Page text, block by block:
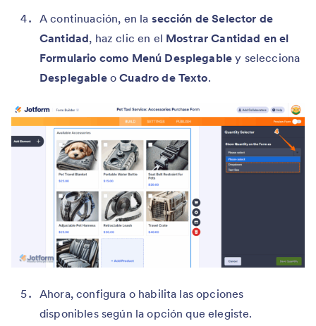
A continuación, en la sección de Selector de
Cantidad, haz clic en el Mostrar Cantidad en el
Formulario como Menú Desplegable y selecciona
DesplegableoCuadro de Texto.
Ahora, configura o habilita las opciones
disponibles según la opción que elegiste.